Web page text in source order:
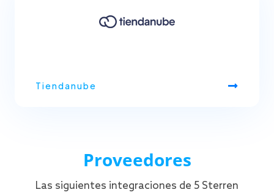
Tiendanube
Proveedores
Las siguientes integraciones de 5 Sterren